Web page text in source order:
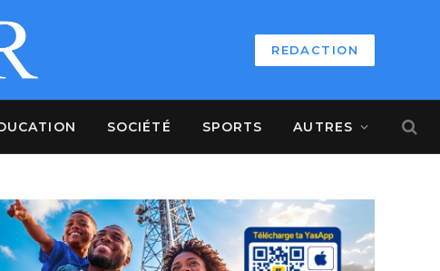
REDACTION
SOCIÉTÉ SPORTS AUTRES